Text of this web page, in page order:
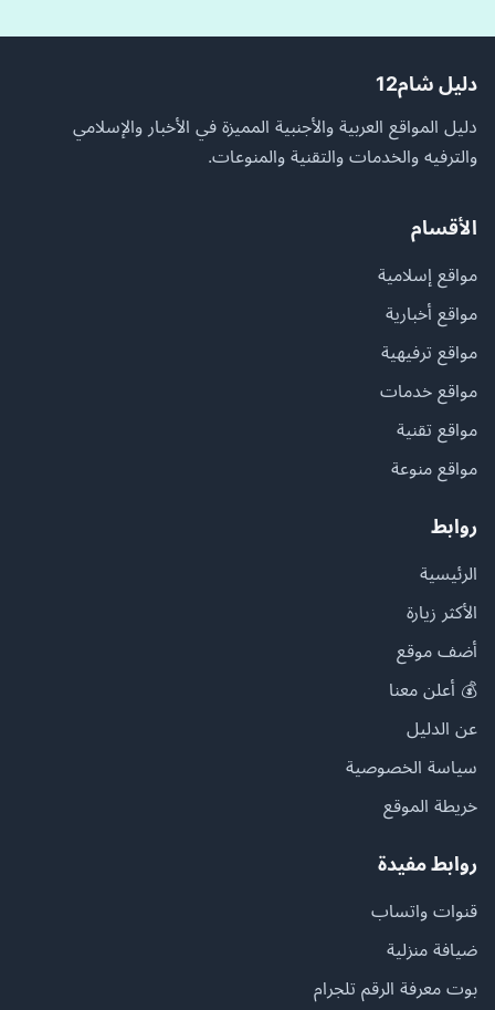
دليل شام12
دليل المواقع العربية والأجنبية المميزة في الأخبار والإسلامي
والترفيه والخدمات والتقنية والمنوعات.
الأقسام
مواقع إسلامية
مواقع أخبارية
مواقع ترفيهية
مواقع خدمات
مواقع تقنية
مواقع منوعة
روابط
الرئيسية
الأكثر زيارة
أضف موقع
💰 أعلن معنا
عن الدليل
سياسة الخصوصية
خريطة الموقع
روابط مفيدة
قنوات واتساب
ضيافة منزلية
بوت معرفة الرقم تلجرام